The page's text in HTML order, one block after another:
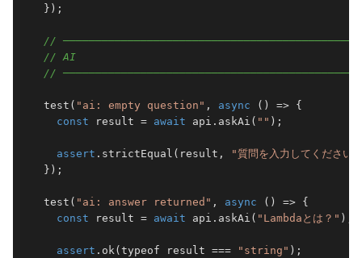
});
// ─────────────────────────────────────────────
// AI
// ─────────────────────────────────────────────
test( "ai: empty question" , async () => {
const result = await api.askAi( "" );
assert .strictEqual(result,
"質問を入力してください
});
test( "ai: answer returned" , async () => {
const result = await api.askAi( "Lambdaとは？" );
assert .ok(typeof result === "string" );